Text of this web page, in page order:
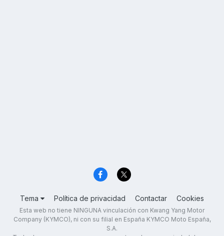
Tema Política de privacidad Contactar Cookies
Esta web no tiene NINGUNA vinculación con Kwang Yang Motor
Company (KYMCO), ni con su filial en España KYMCO Moto España,
S.A.